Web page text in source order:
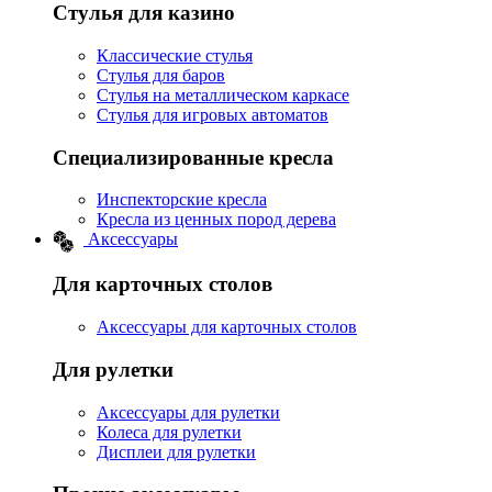
Стулья для казино
Классические стулья
Стулья для баров
Стулья на металлическом каркасе
Стулья для игровых автоматов
Специализированные кресла
Инспекторские кресла
Кресла из ценных пород дерева
Аксессуары
Для карточных столов
Аксессуары для карточных столов
Для рулетки
Аксессуары для рулетки
Колеса для рулетки
Дисплеи для рулетки